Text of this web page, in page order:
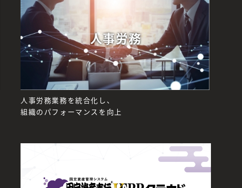
人事労務
人事労務業務を統合化し、
組織のパフォーマンスを向上